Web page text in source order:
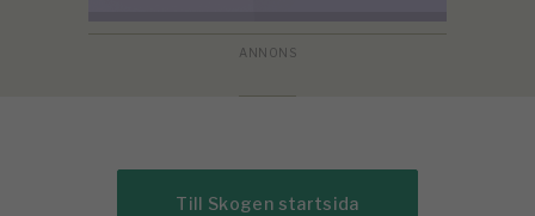
Till Skogen startsida